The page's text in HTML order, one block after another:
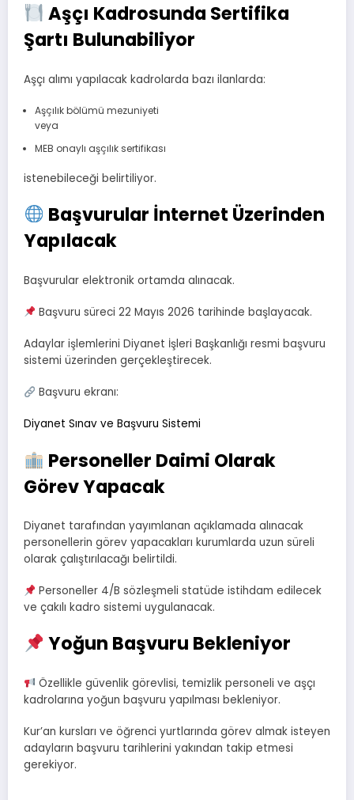
Aşçı Kadrosunda Sertifika
Şartı Bulunabiliyor
Aşçı alımı yapılacak kadrolarda bazı ilanlarda:
Aşçılık bölümü mezuniyeti
veya
MEB onaylı aşçılık sertifikası
istenebileceği belirtiliyor.
Başvurular İnternet Üzerinden
Yapılacak
Başvurular elektronik ortamda alınacak.
Başvuru süreci 22 Mayıs 2026 tarihinde başlayacak.
Adaylar işlemlerini Diyanet İşleri Başkanlığı resmi başvuru
sistemi üzerinden gerçekleştirecek.
Başvuru ekranı:
Diyanet Sınav ve Başvuru Sistemi
Personeller Daimi Olarak
Görev Yapacak
Diyanet tarafından yayımlanan açıklamada alınacak
personellerin görev yapacakları kurumlarda uzun süreli
olarak çalıştırılacağı belirtildi.
Personeller 4/B sözleşmeli statüde istihdam edilecek
ve çakılı kadro sistemi uygulanacak.
Yoğun Başvuru Bekleniyor
Özellikle güvenlik görevlisi, temizlik personeli ve aşçı
kadrolarına yoğun başvuru yapılması bekleniyor.
Kur’an kursları ve öğrenci yurtlarında görev almak isteyen
adayların başvuru tarihlerini yakından takip etmesi
gerekiyor.